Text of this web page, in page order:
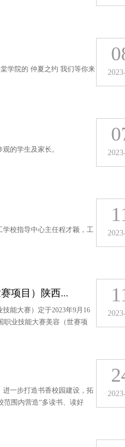
学院的 仲夏之约 我们等你来
的学生及家长。
学校指导中心主任程才颖，工
项目）陕西...
能大赛）定于2023年9月16
职业技能大赛美容（世赛项
一步打造书香校园建设，拓
范围内营造“多读书、读好